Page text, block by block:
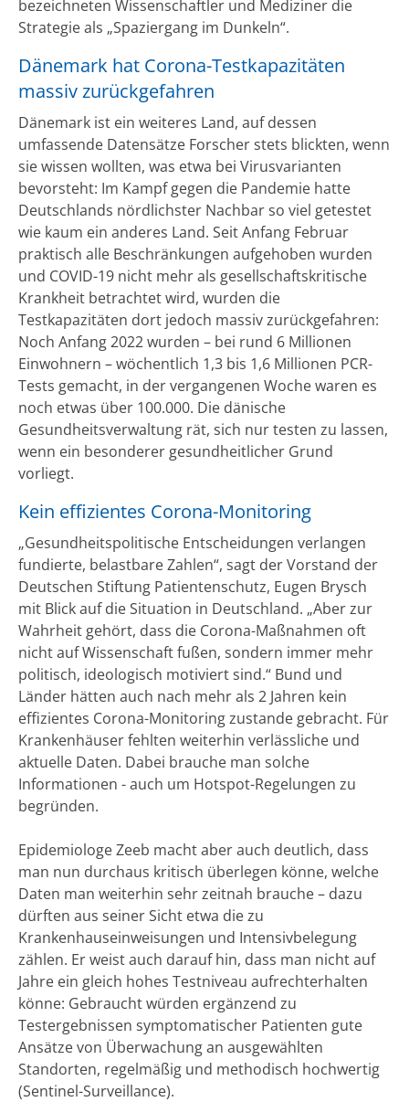
bezeichneten Wissenschaftler und Mediziner die
Strategie als „Spaziergang im Dunkeln“.
Dänemark hat Corona-Testkapazitäten
massiv zurückgefahren
Dänemark ist ein weiteres Land, auf dessen
umfassende Datensätze Forscher stets blickten, wenn
sie wissen wollten, was etwa bei Virusvarianten
bevorsteht: Im Kampf gegen die Pandemie hatte
Deutschlands nördlichster Nachbar so viel getestet
wie kaum ein anderes Land. Seit Anfang Februar
praktisch alle Beschränkungen aufgehoben wurden
und COVID-19 nicht mehr als gesellschaftskritische
Krankheit betrachtet wird, wurden die
Testkapazitäten dort jedoch massiv zurückgefahren:
Noch Anfang 2022 wurden – bei rund 6 Millionen
Einwohnern – wöchentlich 1,3 bis 1,6 Millionen PCR-
Tests gemacht, in der vergangenen Woche waren es
noch etwas über 100.000. Die dänische
Gesundheitsverwaltung rät, sich nur testen zu lassen,
wenn ein besonderer gesundheitlicher Grund
vorliegt.
Kein effizientes Corona-Monitoring
„Gesundheitspolitische Entscheidungen verlangen
fundierte, belastbare Zahlen“, sagt der Vorstand der
Deutschen Stiftung Patientenschutz, Eugen Brysch
mit Blick auf die Situation in Deutschland. „Aber zur
Wahrheit gehört, dass die Corona-Maßnahmen oft
nicht auf Wissenschaft fußen, sondern immer mehr
politisch, ideologisch motiviert sind.“ Bund und
Länder hätten auch nach mehr als 2 Jahren kein
effizientes Corona-Monitoring zustande gebracht. Für
Krankenhäuser fehlten weiterhin verlässliche und
aktuelle Daten. Dabei brauche man solche
Informationen - auch um Hotspot-Regelungen zu
begründen.
Epidemiologe Zeeb macht aber auch deutlich, dass
man nun durchaus kritisch überlegen könne, welche
Daten man weiterhin sehr zeitnah brauche – dazu
dürften aus seiner Sicht etwa die zu
Krankenhauseinweisungen und Intensivbelegung
zählen. Er weist auch darauf hin, dass man nicht auf
Jahre ein gleich hohes Testniveau aufrechterhalten
könne: Gebraucht würden ergänzend zu
Testergebnissen symptomatischer Patienten gute
Ansätze von Überwachung an ausgewählten
Standorten, regelmäßig und methodisch hochwertig
(Sentinel-Surveillance).